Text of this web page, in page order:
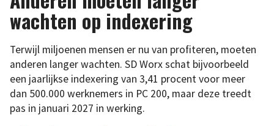
wachten op indexering
Terwijl miljoenen mensen er nu van profiteren, moeten
anderen langer wachten. SD Worx schat bijvoorbeeld
een jaarlijkse indexering van 3,41 procent voor meer
dan 500.000 werknemers in PC 200, maar deze treedt
pas in januari 2027 in werking.